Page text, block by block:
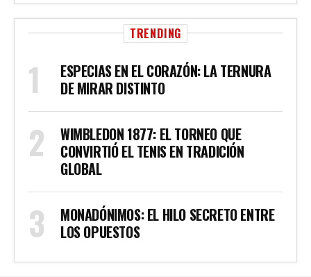
TRENDING
ESPECIAS EN EL CORAZÓN: LA TERNURA
DE MIRAR DISTINTO
WIMBLEDON 1877: EL TORNEO QUE
CONVIRTIÓ EL TENIS EN TRADICIÓN
GLOBAL
MONADÓNIMOS: EL HILO SECRETO ENTRE
LOS OPUESTOS